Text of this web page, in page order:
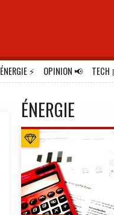
ÉNERGIE⚡ OPINION📢 TECH
ÉNERGIE